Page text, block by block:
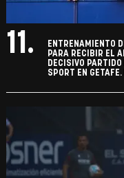
11.
ENTRENAMIENTO
PARA RECIBIR EL
DECISIVO
SPORT EN